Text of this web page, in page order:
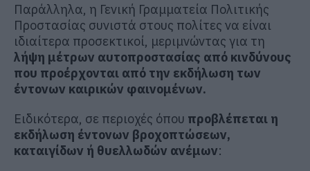
Παράλληλα, η Γενική Γραμματεία Πολιτικής
Προστασίας συνιστά στους πολίτες να είναι
ιδιαίτερα προσεκτικοί, μεριμνώντας για τη
λήψη μέτρων αυτοπροστασίας από κινδύνους
που προέρχονται από την εκδήλωση των
έντονων καιρικών φαινομένων.
Ειδικότερα, σε περιοχές όπου προβλέπεται η
εκδήλωση έντονων βροχοπτώσεων,
καταιγίδων ή θυελλωδών ανέμων: